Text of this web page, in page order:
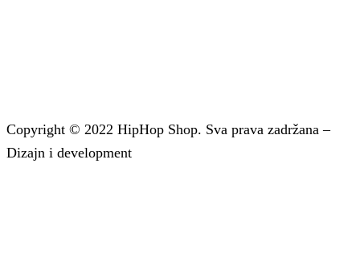
Copyright © 2022 HipHop Shop. Sva prava zadržana –
Dizajn i development